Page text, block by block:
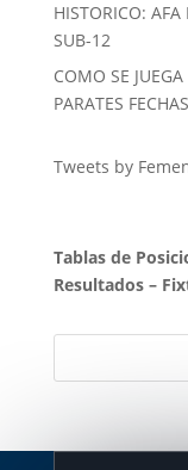
HISTORICO:
SUB-12
COMO SE
PARATES
Tweets by
Tablas de
Resultados–